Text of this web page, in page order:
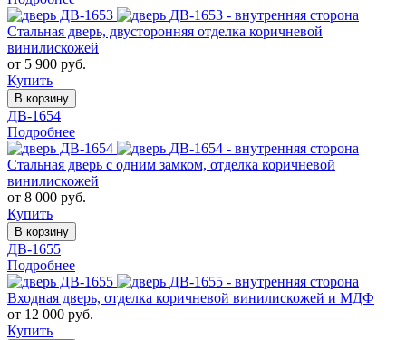
Стальная дверь, двусторонняя отделка коричневой
винилискожей
от 5 900 руб.
Купить
В корзину
ДВ-1654
Подробнее
Стальная дверь с одним замком, отделка коричневой
винилискожей
от 8 000 руб.
Купить
В корзину
ДВ-1655
Подробнее
Входная дверь, отделка коричневой винилискожей и МДФ
от 12 000 руб.
Купить